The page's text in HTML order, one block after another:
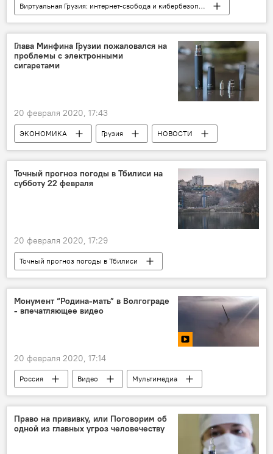
Виртуальная Грузия: интернет-свобода и кибербезопасность
ПОЛИТИКА
Грузия
НОВОСТИ
Россия
Глава Минфина Грузии пожаловался на
проблемы с электронными
сигаретами
20 февраля 2020, 17:43
ЭКОНОМИКА Грузия НОВОСТИ
Точный прогноз погоды в Тбилиси на
субботу 22 февраля
20 февраля 2020, 17:29
Точный прогноз погоды в Тбилиси
НОВОСТИ
Грузия
Тбилиси
ПОГОДА
Монумент “Родина-мать” в Волгограде
- впечатляющее видео
20 февраля 2020, 17:14
Россия Видео
Мультимедиа
Волгоград
Право на прививку, или Поговорим об
одной из главных угроз человечеству